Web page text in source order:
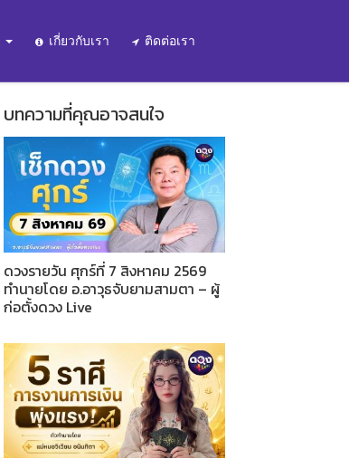
เกี่ยวกับเรา ติดต่อเรา
บทความที่คุณอาจสนใจ
ดวงรายวัน ศุกร์ที่ 7 สิงหาคม 2569
ทำนายโดย อ.อาวุธจับยามสามตา – ผู้
ก่อตั้งดวง Live